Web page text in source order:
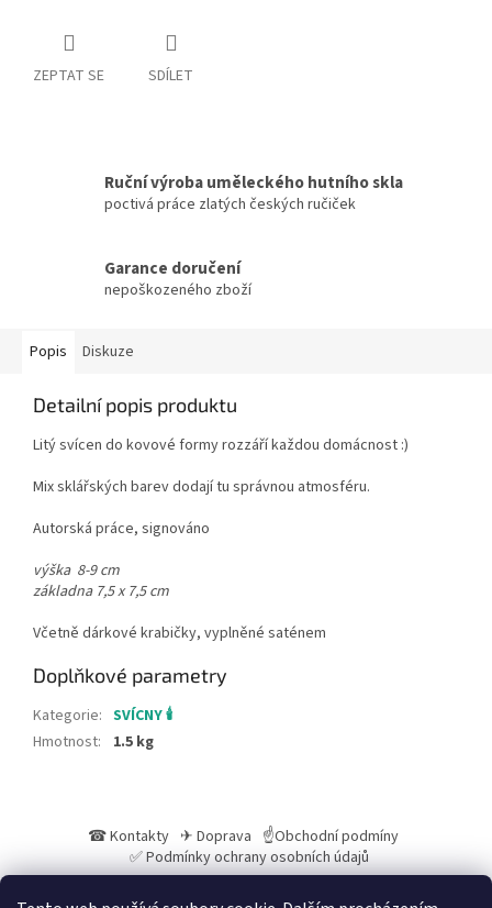
ZEPTAT SE SDÍLET
Ruční výroba uměleckého hutního skla
poctivá práce zlatých českých ručiček
Garance doručení
nepoškozeného zboží
Popis Diskuze
Detailní popis produktu
Litý svícen do kovové formy rozzáří každou domácnost :)
Mix sklářských barev dodají tu správnou atmosféru.
Autorská práce, signováno
výška 8-9 cm
základna 7,5 x 7,5 cm
Včetně dárkové krabičky, vyplněné saténem
Doplňkové parametry
Kategorie: SVÍCNY 🕯️
Hmotnost: 1.5 kg
a
☎ Kontakty ✈ Doprava ☝Obchodní podmíny
✅ Podmínky ochrany osobních údajů